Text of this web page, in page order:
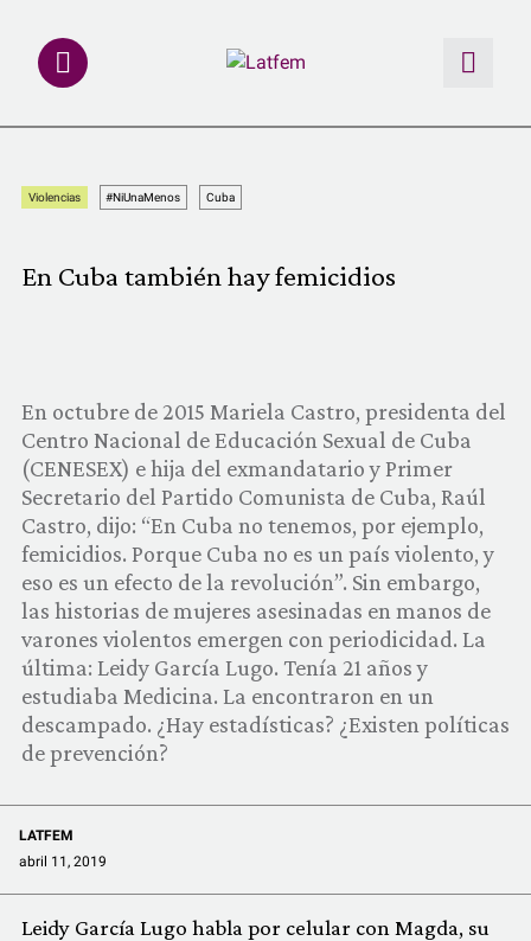
MULTIMEDIA
LATFEMLAB.
PRODUCTOS
COMUNIDAD
QUIÉNES SOMOS
Violencias #NiUnaMenos Cuba
En Cuba también hay femicidios
En octubre de 2015 Mariela Castro, presidenta del
Centro Nacional de Educación Sexual de Cuba
(CENESEX) e hija del exmandatario y Primer
Secretario del Partido Comunista de Cuba, Raúl
Castro, dijo: “En Cuba no tenemos, por ejemplo,
femicidios. Porque Cuba no es un país violento, y
eso es un efecto de la revolución”. Sin embargo,
las historias de mujeres asesinadas en manos de
varones violentos emergen con periodicidad. La
última: Leidy García Lugo. Tenía 21 años y
estudiaba Medicina. La encontraron en un
descampado. ¿Hay estadísticas? ¿Existen políticas
de prevención?
LATFEM
abril 11, 2019
Leidy García Lugo habla por celular con Magda, su